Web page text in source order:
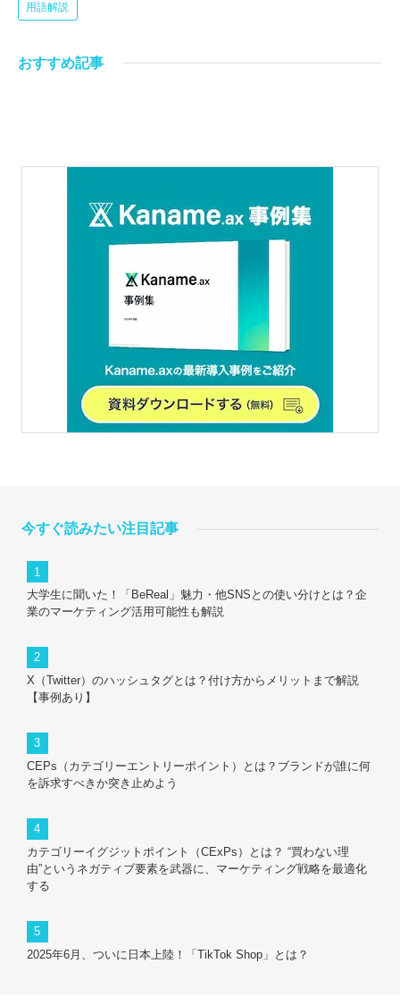
用語解説
おすすめ記事
今すぐ読みたい注目記事
大学生に聞いた！「BeReal」魅力・他SNSとの使い分けとは？企
業のマーケティング活用可能性も解説
X（Twitter）のハッシュタグとは？付け方からメリットまで解説
【事例あり】
CEPs（カテゴリーエントリーポイント）とは？ブランドが誰に何
を訴求すべきか突き止めよう
カテゴリーイグジットポイント（CExPs）とは？ “買わない理
由”というネガティブ要素を武器に、マーケティング戦略を最適化
する
2025年6月、ついに日本上陸！「TikTok Shop」とは？